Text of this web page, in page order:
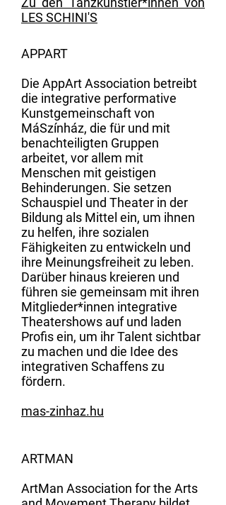
LES SCHINI'S
APPART
Die AppArt Association betreibt
die integrative performative
Kunstgemeinschaft von
MáSzínház, die für und mit
benachteiligten Gruppen
arbeitet, vor allem mit
Menschen mit geistigen
Behinderungen. Sie setzen
Schauspiel und Theater in der
Bildung als Mittel ein, um ihnen
zu helfen, ihre sozialen
Fähigkeiten zu entwickeln und
ihre Meinungsfreiheit zu leben.
Darüber hinaus kreieren und
führen sie gemeinsam mit ihren
Mitglieder*innen integrative
Theatershows auf und laden
Profis ein, um ihr Talent sichtbar
zu machen und die Idee des
integrativen Schaffens zu
fördern.
mas-zinhaz.hu
ARTMAN
ArtMan Association for the Arts